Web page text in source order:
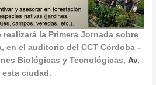
realizará la Primera Jornada sobre
en el auditorio del CCT Córdoba –
Biológicas y Tecnológicas,Av.
esta ciudad.